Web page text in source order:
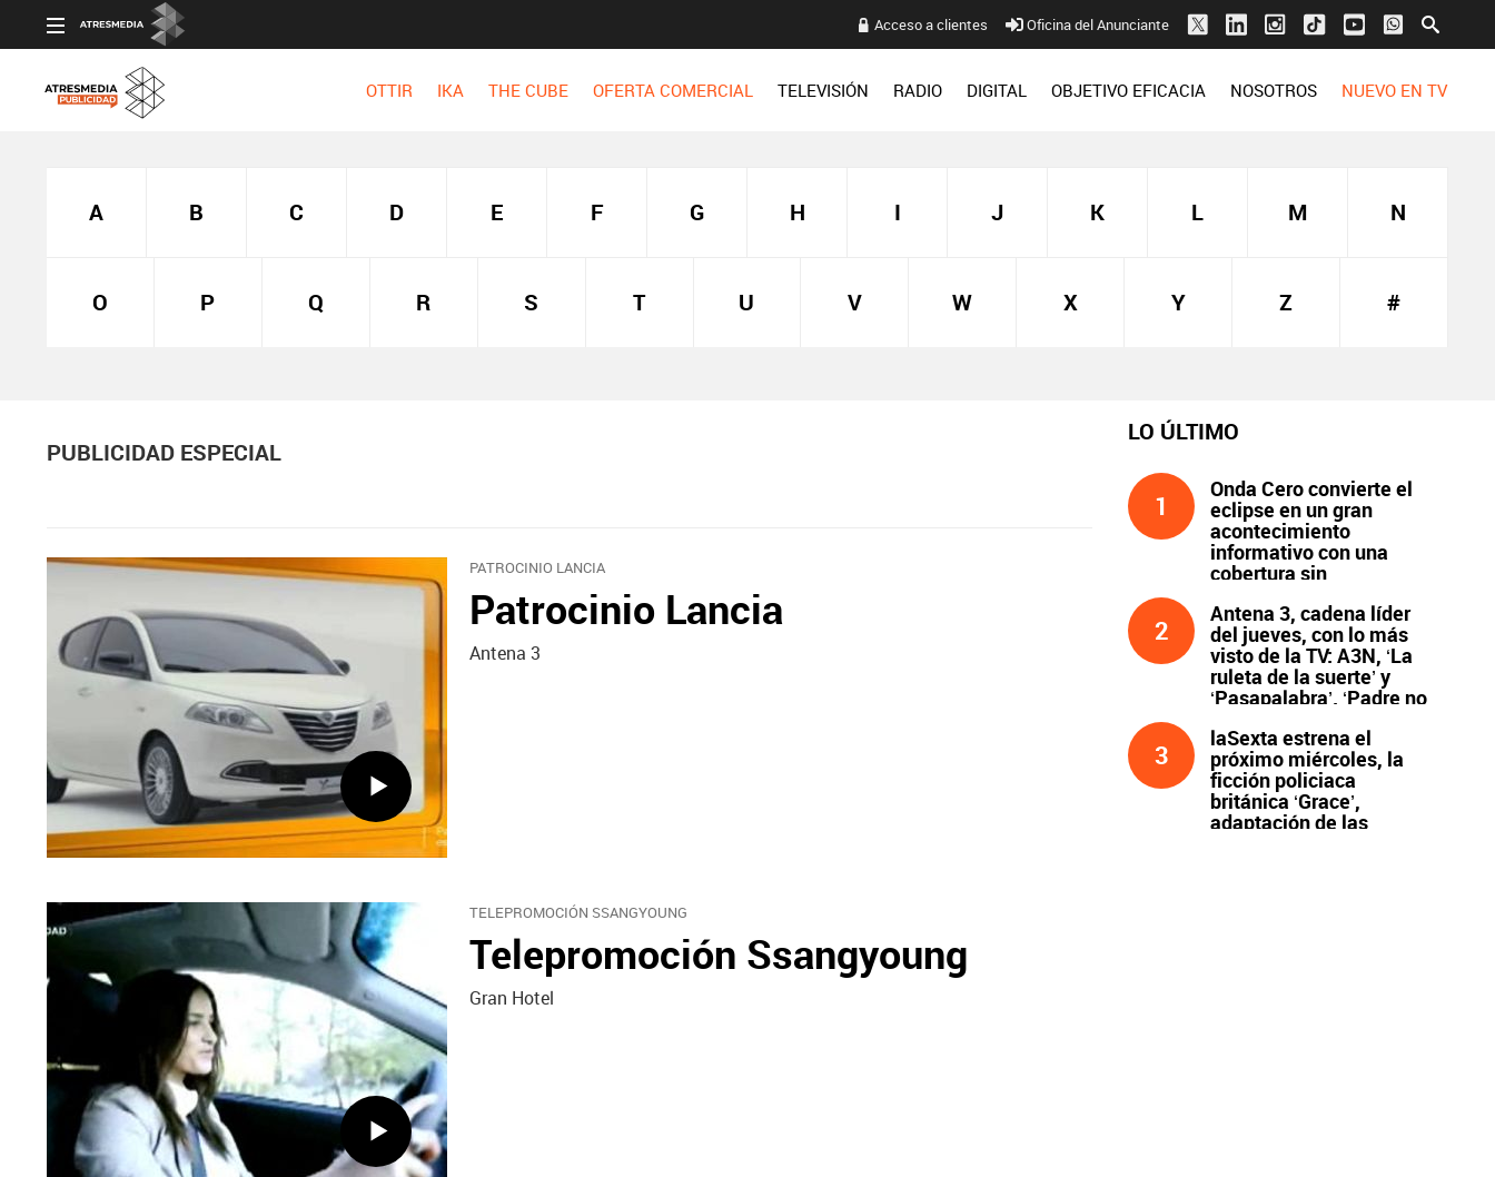
Acceso a clientes Oficina del Anunciante
OTTIR IKA THE CUBE OFERTA COMERCIAL TELEVISIÓN RADIO DIGITAL OBJETIVO EFICACIA NOSOTROS NUEVO EN TV
A B C D E F G H I J K L M N
O P Q R S T U V W X Y Z #
PUBLICIDAD ESPECIAL
PATROCINIO LANCIA
Patrocinio Lancia
Antena 3
TELEPROMOCIÓN SSANGYOUNG
Telepromoción Ssangyoung
Gran Hotel
LO ÚLTIMO
1
Onda Cero convierte el
eclipse en un gran
acontecimiento
informativo con una
cobertura sin
2
Antena 3, cadena líder
del jueves, con lo más
visto de la TV: A3N, ‘La
ruleta de la suerte’ y
‘Pasapalabra’. ‘Padre no
de la noche
3
laSexta estrena el
próximo miércoles, la
ficción policiaca
británica ‘Grace’,
adaptación de las